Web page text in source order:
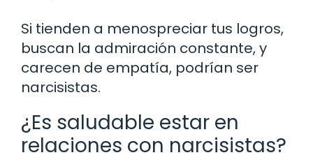
Si tienden a menospreciar tus logros,
buscan la admiración constante, y
carecen de empatía, podrían ser
narcisistas.
¿Es saludable estar en
relaciones con narcisistas?